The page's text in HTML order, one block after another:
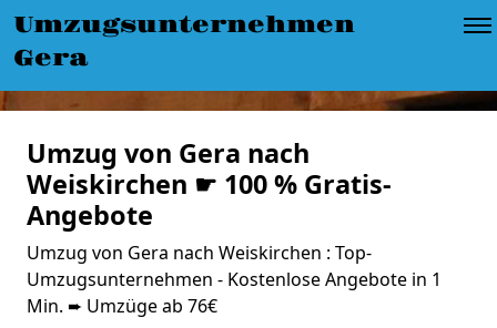
Umzugsunternehmen
Gera
Umzug von Gera nach
Weiskirchen ☛ 100 % Gratis-
Angebote
Umzug von Gera nach Weiskirchen : Top-
Umzugsunternehmen - Kostenlose Angebote in 1
Min. ➨ Umzüge ab 76€